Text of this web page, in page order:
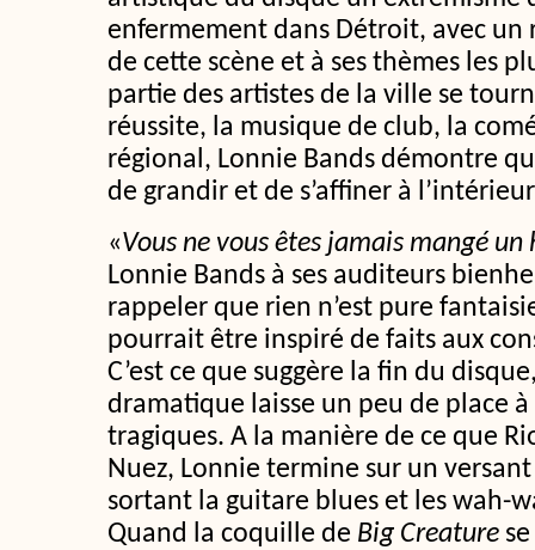
enfermement dans Détroit, avec
de cette scène et à ses thèmes les
partie des artistes de la ville se
réussite, la musique de club, la
régional, Lonnie Bands démontre
de grandir et de s’affiner à
«Vous ne vous êtes jamais mangé
Lonnie Bands à ses auditeurs
rappeler que rien n’est pure
pourrait être inspiré de faits aux
C’est ce que suggère la fin du
dramatique laisse un peu de place
tragiques. A la manière de ce que
Nuez, Lonnie termine sur un
sortant la guitare blues et les wah-
Quand la coquille de Big Creature